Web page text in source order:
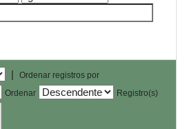
|
Ordenar registros por
Ordenar
Registro(s)